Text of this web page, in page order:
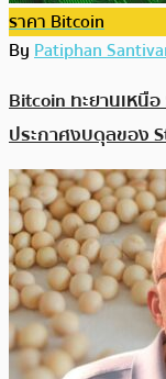
ราคา Bitcoin
ByPatiphan
Bitcoin ทะยานเหนื
ประกาศงบดุลของ